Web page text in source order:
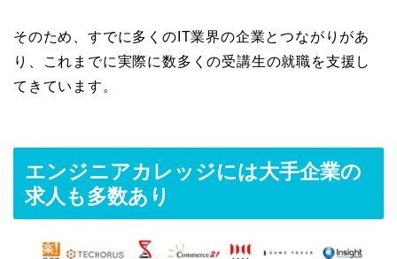
そのため、すでに多くのIT業界の企業とつながりがあ
り、これまでに実際に数多くの受講生の就職を支援し
てきています。
エンジニアカレッジには大手企業の
求人も多数あり